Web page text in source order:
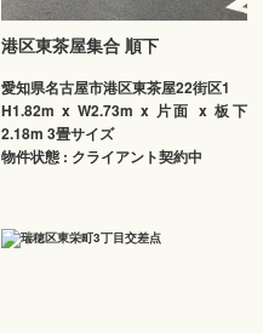
港区東茶屋集合 順下
愛知県名古屋市港区東茶屋22街区1
H1.82m x W2.73m x 片面 x 板下
2.18m 3畳サイズ
物件状態 : クライアント契約中